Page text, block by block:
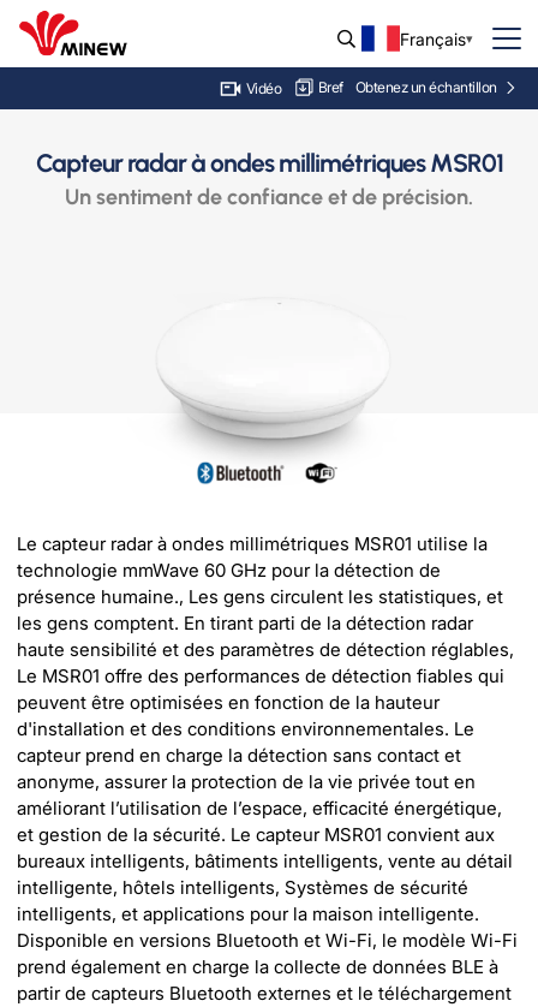
Français
Vidéo Bref Obtenez un échantillon
Capteur radar à ondes millimétriques MSR01
Un sentiment de confiance et de précision.
Le capteur radar à ondes millimétriques MSR01 utilise la
technologie mmWave 60 GHz pour la détection de
présence humaine., Les gens circulent les statistiques, et
les gens comptent. En tirant parti de la détection radar
haute sensibilité et des paramètres de détection réglables,
Le MSR01 offre des performances de détection fiables qui
peuvent être optimisées en fonction de la hauteur
d'installation et des conditions environnementales. Le
capteur prend en charge la détection sans contact et
anonyme, assurer la protection de la vie privée tout en
améliorant l’utilisation de l’espace, efficacité énergétique,
et gestion de la sécurité. Le capteur MSR01 convient aux
bureaux intelligents, bâtiments intelligents, vente au détail
intelligente, hôtels intelligents, Systèmes de sécurité
intelligents, et applications pour la maison intelligente.
Disponible en versions Bluetooth et Wi-Fi, le modèle Wi-Fi
prend également en charge la collecte de données BLE à
partir de capteurs Bluetooth externes et le téléchargement